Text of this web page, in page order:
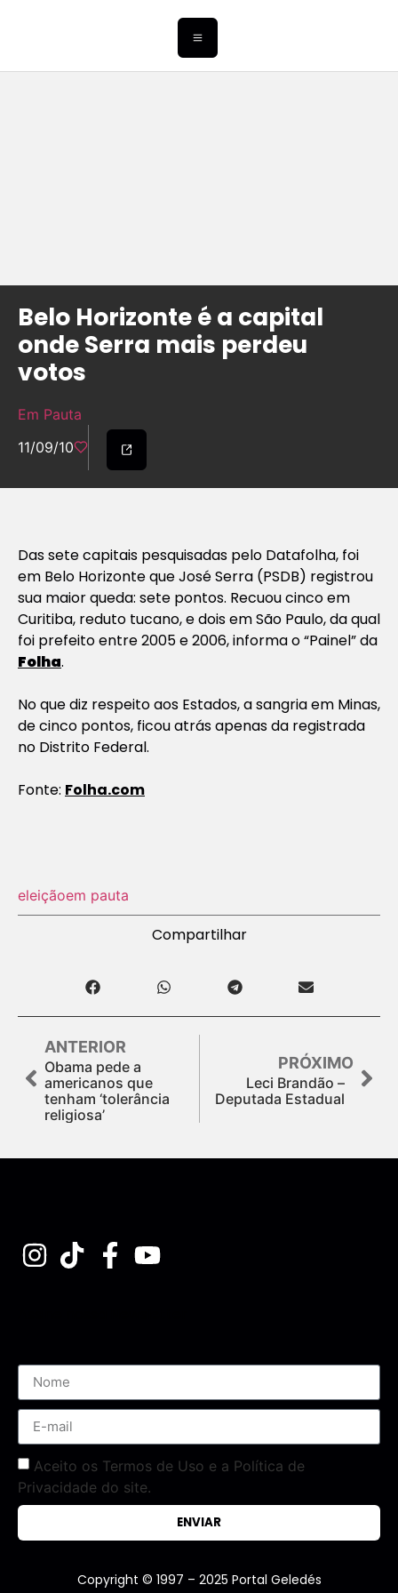
Belo Horizonte é a capital
onde Serra mais perdeu
votos
Em Pauta
11/09/10
Das sete capitais pesquisadas pelo Datafolha, foi
em Belo Horizonte que José Serra (PSDB) registrou
sua maior queda: sete pontos. Recuou cinco em
Curitiba, reduto tucano, e dois em São Paulo, da qual
foi prefeito entre 2005 e 2006, informa o “Painel” da
Folha.
No que diz respeito aos Estados, a sangria em Minas,
de cinco pontos, ficou atrás apenas da registrada
no Distrito Federal.
Fonte: Folha.com
eleiçãoem pauta
Compartilhar
ANTERIOR
Obama pede a
americanos que
tenham ‘tolerância
religiosa’
PRÓXIMO
Leci Brandão –
Deputada Estadual
Aceito os Termos de Uso e a Política de
Privacidade do site.
ENVIAR
Copyright © 1997 – 2025 Portal Geledés